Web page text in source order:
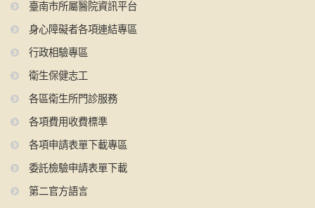
臺南市所屬醫院資訊平台
身心障礙者各項連結專區
行政相驗專區
衛生保健志工
各區衛生所門診服務
各項費用收費標準
各項申請表單下載專區
委託檢驗申請表單下載
第二官方語言